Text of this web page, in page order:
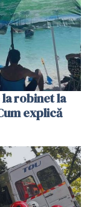
la robinet la
explică